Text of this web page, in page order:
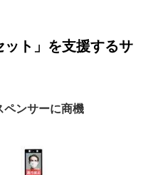
ト」を支援するサ
ンサーに商機